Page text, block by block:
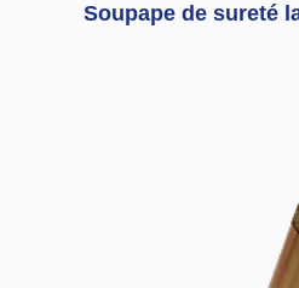
Soupape de sureté